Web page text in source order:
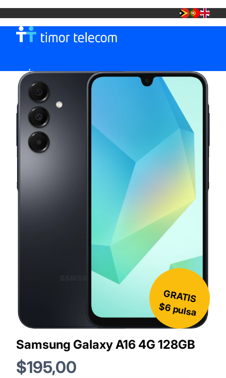
MÓVEL
TT FIBRA +
LOJA TT
GRATIS
$6 pulsa
Samsung Galaxy A16 4G 128GB
$195,00